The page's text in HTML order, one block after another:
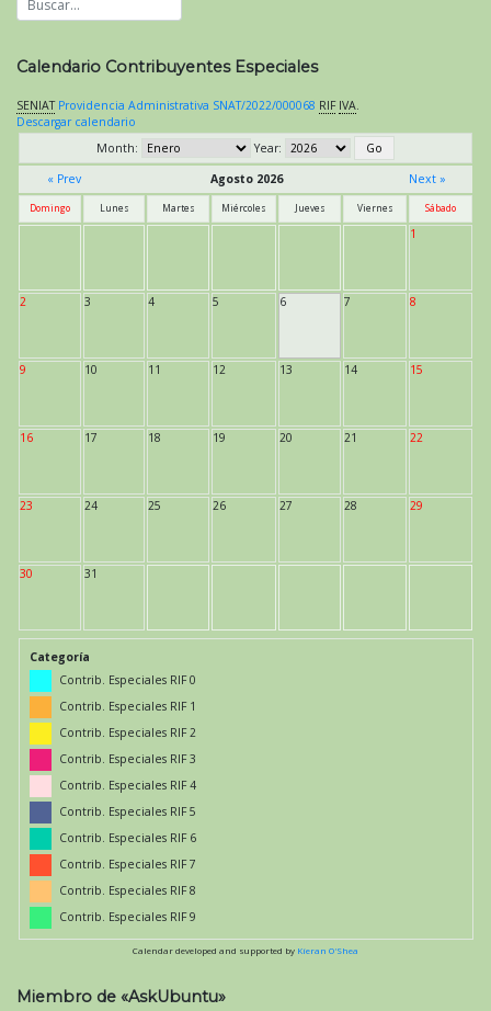
Calendario Contribuyentes Especiales
SENIAT Providencia Administrativa SNAT/2022/000068 RIF IVA
Descargar calendario
Month:
Year:
« Prev
Agosto 2026 Next »
Domingo Lunes Martes Miércoles Jueves Viernes Sábado
1
2 3 4 5 6 7 8
9 10 11 12 13 14 15
16 17 18 19 20 21 22
23 24 25 26 27 28 29
30 31
Categoría
Contrib. Especiales RIF 0
Contrib. Especiales RIF 1
Contrib. Especiales RIF 2
Contrib. Especiales RIF 3
Contrib. Especiales RIF 4
Contrib. Especiales RIF 5
Contrib. Especiales RIF 6
Contrib. Especiales RIF 7
Contrib. Especiales RIF 8
Contrib. Especiales RIF 9
Calendar developed and supported by Kieran O'Shea
Miembro de «AskUbuntu»